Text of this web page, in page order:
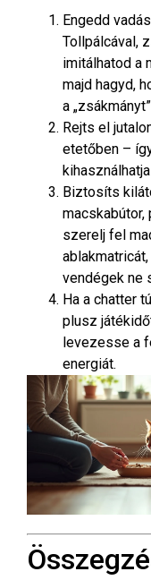
Engedd
Tollpálcával,
imitálhatod a
majd hagyd,
a
Rejts el
etetőben –
Biztosíts
macskabútor,
szerelj fel
vendégek ne
Ha a chatter
plusz
levezesse a
energiát.